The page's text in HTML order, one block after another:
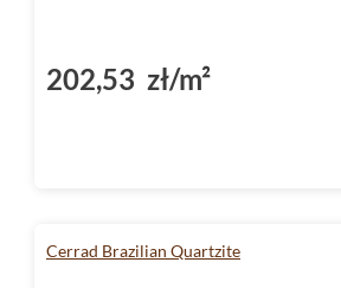
202,53 zł/m²
Cerrad Brazilian Quartzite